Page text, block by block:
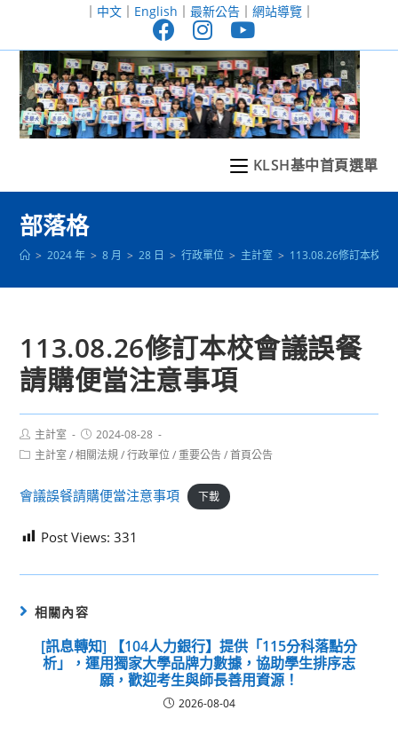
至
｜ 中文｜ English ｜ 最新公告｜ 網站導覽｜
KLSH基中首頁選單
部落格
> 2024 年 > 8 月 > 28 日 > 行政單位 > 主計室 > 113.08.26修訂本校會
113.08.26修訂本校會議誤餐
請購便當注意事項
Post
author:
主計室
Post
published:
2024-08-28
Post主計室 / 相關法規 / 行政單位 / 重要公告 / 首頁公告
會議誤餐請購便當注意事項 下載
Post Views: 331
相關內容
[訊息轉知] 【104人力銀行】提供「115分科落點分
析」，運用獨家大學品牌力數據，協助學生排序志
願，歡迎考生與師長善用資源！
2026-08-04